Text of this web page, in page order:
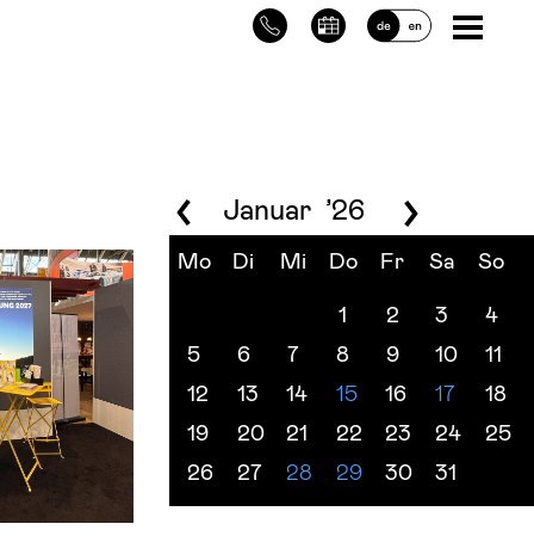
Januar ’26
Mo Di Mi Do Fr Sa
So
1
2 3
4
5
6 7 8 9 10
11
12
13 14 15 16 17
18
19
20 21 22 23 24
25
26
27 28 29 30 31